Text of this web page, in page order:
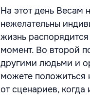
На этот день Весам
нежелательны
жизнь
момент. Во второй
другими людьми и
можете положиться
от сценариев,